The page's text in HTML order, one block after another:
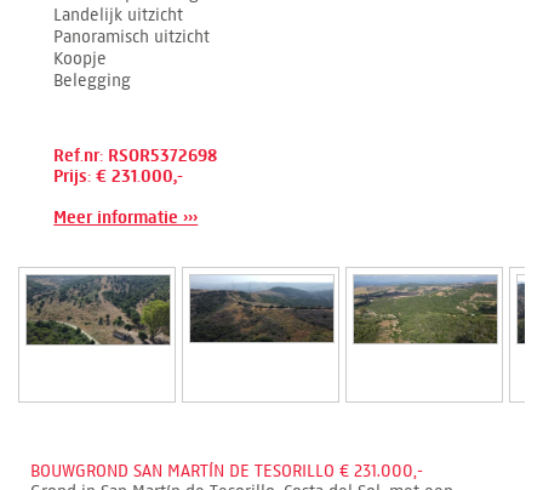
Landelijk uitzicht
Panoramisch uitzicht
Koopje
Belegging
Ref.nr: RSOR5372698
Prijs: € 231.000,-
Meer informatie ›››
BOUWGROND SAN MARTÍN DE TESORILLO € 231.000,-